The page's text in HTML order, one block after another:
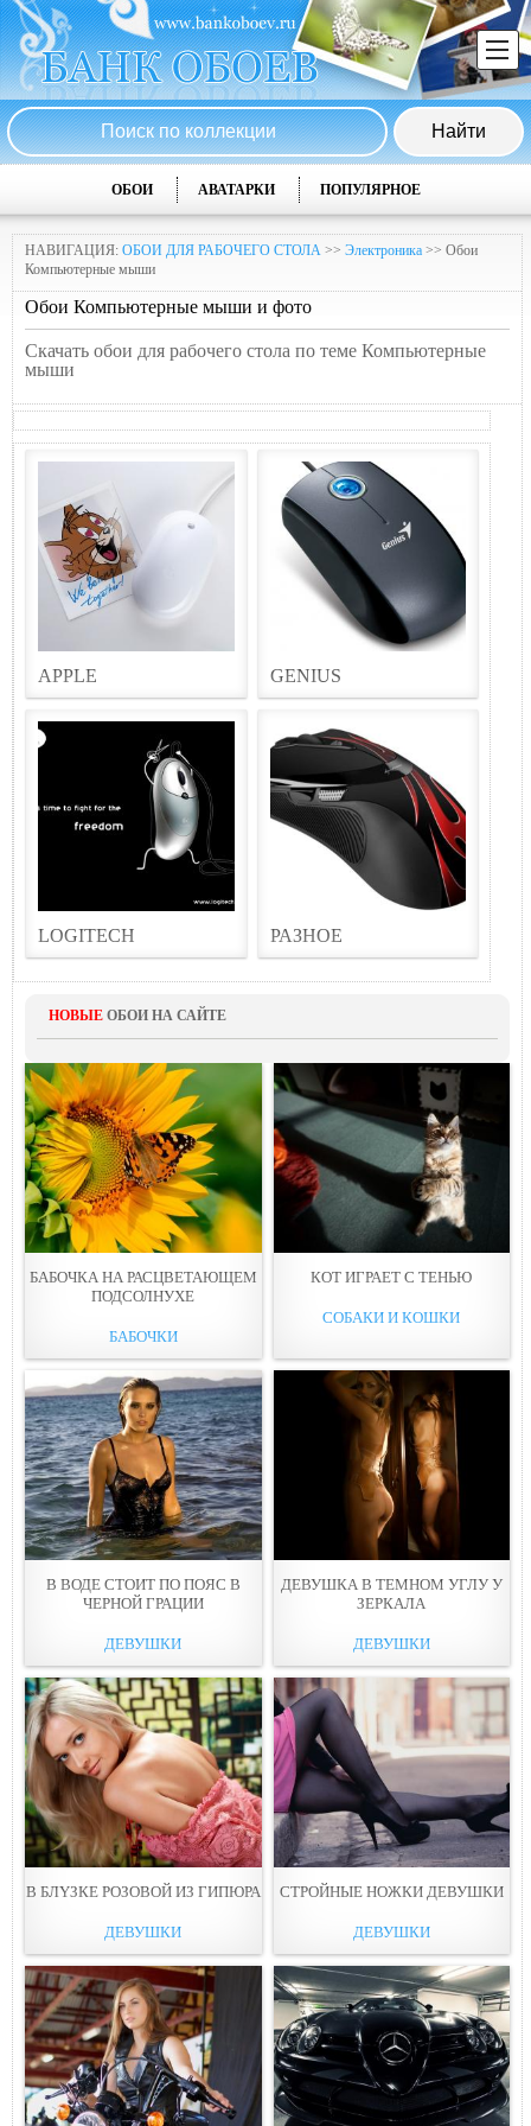
ОБОИ АВАТАРКИ ПОПУЛЯРНОЕ
НАВИГАЦИЯ: ОБОИ ДЛЯ РАБОЧЕГО СТОЛА >> Электроника >> Обои
Компьютерные мыши
Обои Компьютерные мыши и фото
Скачать обои для рабочего стола по теме Компьютерные
мыши
APPLE GENIUS
LOGITECH РАЗНОЕ
НОВЫЕ ОБОИ НА САЙТЕ
БАБОЧКА НА РАСЦВЕТАЮЩEМ
ПОДСОЛНУХЕ
БАБОЧКИ
КОТ ИГРАЕТ С ТЕНЬЮ
СОБАКИ И КОШКИ
В ВОДЕ СТОИТ ПО ПOЯС В
ЧЕРНОЙ ГРАЦИИ
ДЕВУШКИ
ДЕВУШКА В ТЕМНОМ УГЛУ У
ЗЕРКАЛА
ДЕВУШКИ
В БЛYЗКЕ РОЗОВОЙ ИЗ ГИПЮРА
ДЕВУШКИ
СТРОЙНЫЕ НОЖКИ ДЕВУШКИ
ДЕВУШКИ